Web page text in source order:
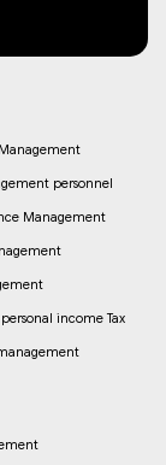
personnel
Management
income Tax